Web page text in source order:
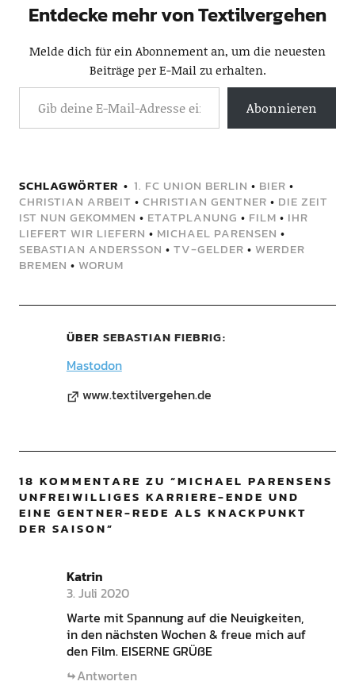
Entdecke mehr von Textilvergehen
Melde dich für ein Abonnement an, um die neuesten
Beiträge per E-Mail zu erhalten.
Abonnieren
SCHLAGWÖRTER 1. FC UNION BERLIN • BIER •
CHRISTIAN ARBEIT • CHRISTIAN GENTNER • DIE ZEIT
IST NUN GEKOMMEN • ETATPLANUNG • FILM • IHR
LIEFERT WIR LIEFERN • MICHAEL PARENSEN •
SEBASTIAN ANDERSSON • TV-GELDER • WERDER
BREMEN • WORUM
ÜBER SEBASTIAN FIEBRIG
Mastodon
www.textilvergehen.de
18 KOMMENTARE ZU “MICHAEL PARENSENS
UNFREIWILLIGES KARRIERE-ENDE UND
EINE GENTNER-REDE ALS KNACKPUNKT
DER SAISON”
Katrin
3. Juli 2020
Warte mit Spannung auf die Neuigkeiten,
in den nächsten Wochen & freue mich auf
den Film. EISERNE GRÜßE
Antworten